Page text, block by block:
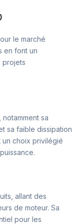
le marché
en font un
projets
sa
sa faible dissipation
un choix privilégié
allant des
de moteur. Sa
pour les